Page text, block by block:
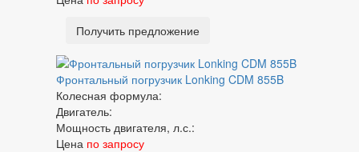
Получить предложение
Фронтальный погрузчик Lonking CDM 855B
Колесная формула:
Двигатель:
Мощность двигателя, л.с.:
Цена по запросу